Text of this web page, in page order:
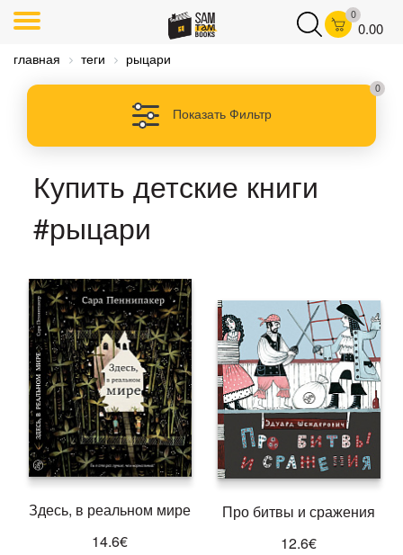
0
0.00
главная теги рыцари
Показать Фильтр
0
Купить детские книги
#рыцари
Здесь, в реальном мире
14.6€
Про битвы и сражения
12.6€